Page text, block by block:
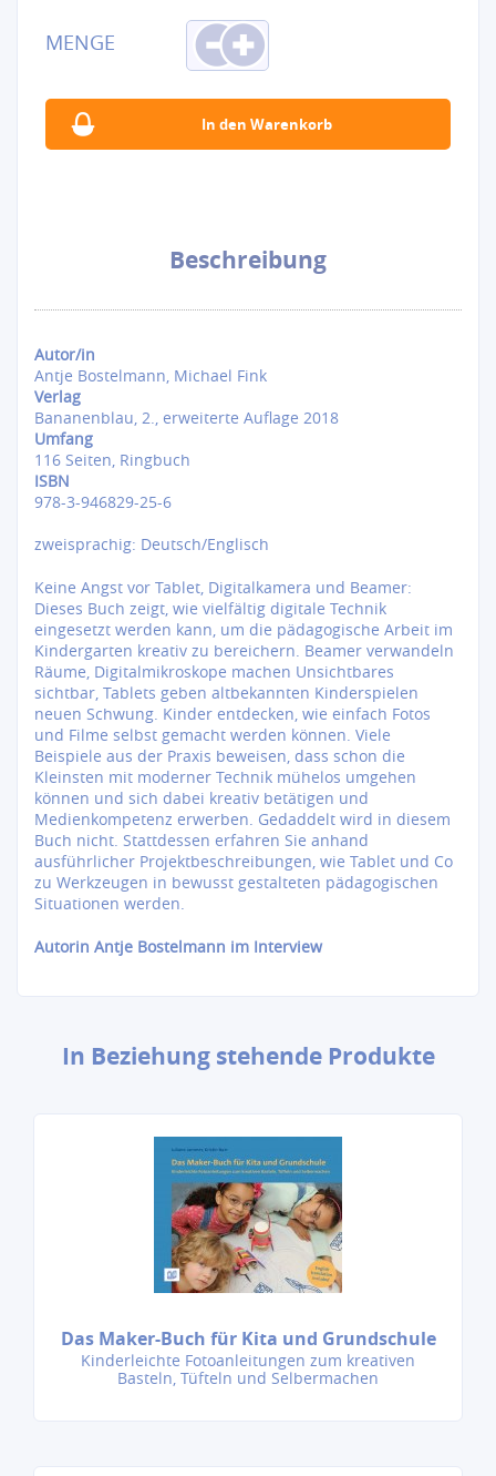
Beschreibung
Autor/in
Antje Bostelmann, Michael Fink
Verlag
Bananenblau, 2., erweiterte Auflage 2018
Umfang
116 Seiten, Ringbuch
ISBN
978-3-946829-25-6
zweisprachig: Deutsch/Englisch
Keine Angst vor Tablet, Digitalkamera und Beamer:
Dieses Buch zeigt, wie vielfältig digitale Technik
eingesetzt werden kann, um die pädagogische Arbeit im
Kindergarten kreativ zu bereichern. Beamer verwandeln
Räume, Digitalmikroskope machen Unsichtbares
sichtbar, Tablets geben altbekannten Kinderspielen
neuen Schwung. Kinder entdecken, wie einfach Fotos
und Filme selbst gemacht werden können. Viele
Beispiele aus der Praxis beweisen, dass schon die
Kleinsten mit moderner Technik mühelos umgehen
können und sich dabei kreativ betätigen und
Medienkompetenz erwerben. Gedaddelt wird in diesem
Buch nicht. Stattdessen erfahren Sie anhand
ausführlicher Projektbeschreibungen, wie Tablet und Co
zu Werkzeugen in bewusst gestalteten pädagogischen
Situationen werden.
Autorin Antje Bostelmann im Interview
In Beziehung stehende Produkte
Das Maker-Buch für Kita und Grundschule
Kinderleichte Fotoanleitungen zum kreativen
Basteln, Tüfteln und Selbermachen